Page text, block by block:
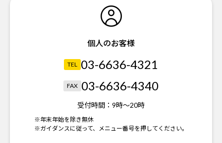
個人のお客様
TEL 03-6636-4321
FAX 03-6636-4340
受付時間： 9時～20時
※年末年始を除き無休
※ガイダンスに従って、メニュー番号を押してください。